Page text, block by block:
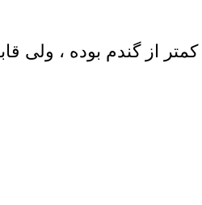
از گندم بوده ، ولی